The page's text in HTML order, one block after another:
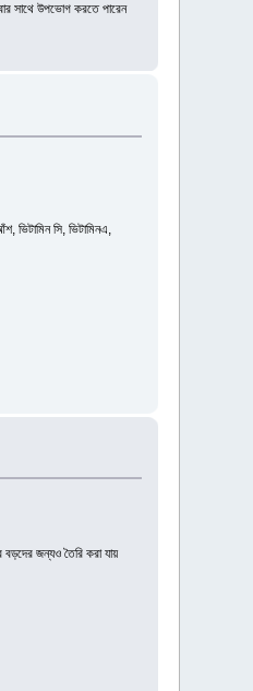
সাথে উপভোগ করতে পারেন
ভিটামিন সি, ভিটামিনএ,
বড়দের জন্যও তৈরি করা যায়